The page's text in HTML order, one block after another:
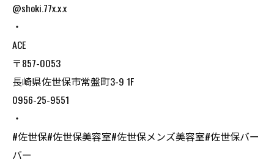
@shoki.77x.x.x
・
ACE
〒857-0053
長崎県佐世保市常盤町3-9 1F
0956-25-9551
・
#佐世保#佐世保美容室#佐世保メンズ美容室#佐世保バー
バー